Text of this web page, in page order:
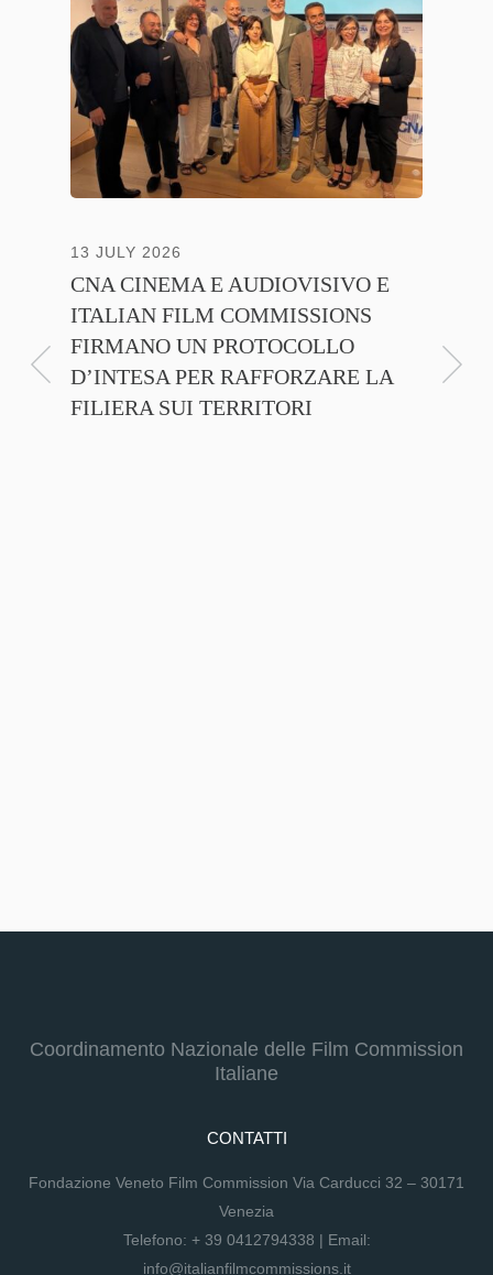
13 JULY 2026
CNA CINEMA E AUDIOVISIVO E
ITALIAN FILM COMMISSIONS
FIRMANO UN PROTOCOLLO
D’INTESA PER RAFFORZARE LA
FILIERA SUI TERRITORI
Coordinamento Nazionale delle Film Commission
Italiane
CONTATTI
Fondazione Veneto Film Commission Via Carducci 32 – 30171
Venezia
Telefono: + 39 0412794338 | Email:
info@italianfilmcommissions.it